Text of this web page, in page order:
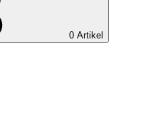
0 Artikel